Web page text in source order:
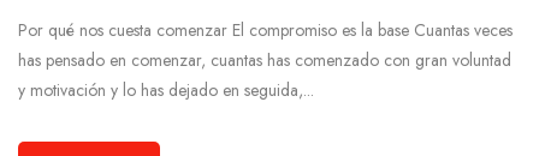
Por qué nos cuesta comenzar El compromiso es la base Cuantas veces
has pensado en comenzar, cuantas has comenzado con gran voluntad
y motivación y lo has dejado en seguida,...